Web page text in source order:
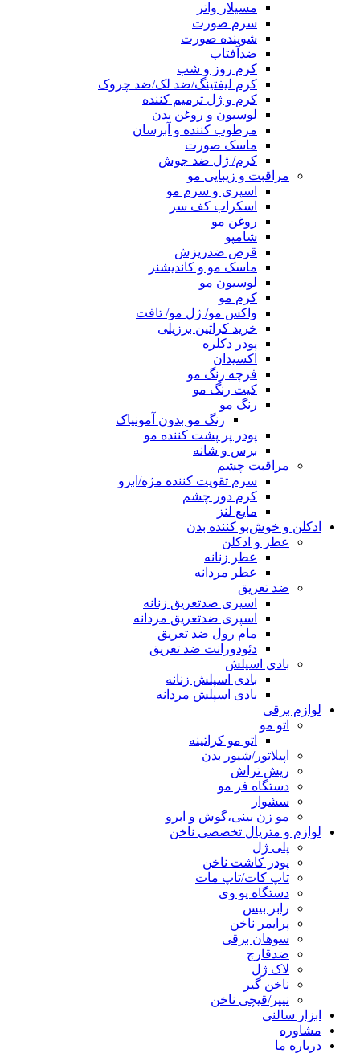
مسیلار واتر
سرم صورت
شوینده صورت
ضدآفتاب
کرم روز و شب
کرم لیفتینگ/ضد لک/ضد چروک
کرم و ژل ترمیم کننده
لوسیون و روغن بدن
مرطوب کننده و آبرسان
ماسک صورت
کرم/ ژل ضد جوش
مراقبت و زیبایی مو
اسپری و سرم مو
اسکراب کف سر
روغن مو
شامپو
قرص ضدریزش
ماسک مو و کاندیشنر
لوسیون مو
کرم مو
واکس مو/ ژل مو/ تافت
خرید کراتین برزیلی
پودر دکلره
اکسیدان
فرچه رنگ مو
کیت رنگ مو
رنگ مو
رنگ مو بدون آمونیاک
پودر پر پشت کننده مو
برس و شانه
مراقبت چشم
سرم تقویت کننده مژه/ابرو
کرم دور چشم
مایع لنز
ادکلن و خوش‌بو کننده بدن
عطر و ادکلن
عطر زنانه
عطر مردانه
ضد تعریق
اسپری ضدتعریق زنانه
اسپری ضدتعریق مردانه
مام رول ضد تعریق
دئودورانت ضد تعریق
بادی اسپلش
بادی اسپلش زنانه
بادی اسپلش مردانه
لوازم برقی
اتو مو
اتو مو کراتینه
اپیلاتور/شیور بدن
ریش تراش
دستگاه فر مو
سشوار
مو زن بینی،گوش و ابرو
لوازم و متریال تخصصی ناخن
پلی ژل
پودر کاشت ناخن
تاپ کات/تاپ مات
دستگاه یو وی
رابر بیس
پرایمر ناخن
سوهان برقی
ضدقارچ
لاک ژل
ناخن گیر
نیپر/قیچی ناخن
ابزار سالنی
مشاوره
درباره ما